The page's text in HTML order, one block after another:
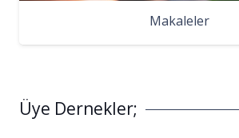
Makaleler
Üye Dernekler;